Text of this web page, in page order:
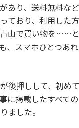
あり、送料無料な
ており、利用した
山で買い物を……
スマホひとつあ
後押しして、初め
に掲載したすべて
ました。